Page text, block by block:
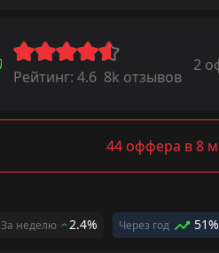
Рейтинг: 4.6 8k отзывов
2
44 оффера в 8
За неделю 2.4% Через год 51%